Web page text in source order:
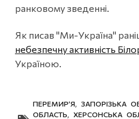
ранковому зведенні.
Як писав "Ми-Україна"
небезпечну активність
Україною.
ПЕРЕМИР’Я ЗАПОРІЗЬКА
ОБЛАСТЬ
ХЕРСОНСЬКА